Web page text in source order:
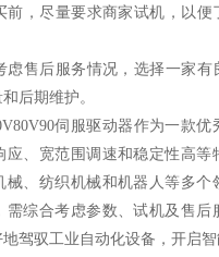
前，尽量要求商家试机，以便
虑售后服务情况，选择一家有
后期维护。
伺服驱动器作为一款
应、宽范围调速和稳定性高等
械、纺织机械和机器人等多个
需综合考虑参数、试机及售后
驾驭工业自动化设备，开启智